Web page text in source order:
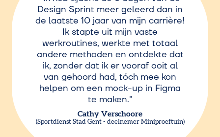
Design Sprint meer geleerd dan in
de laatste 10 jaar van mijn carrière!
Ik stapte uit mijn vaste
werkroutines, werkte met totaal
andere methoden en ontdekte dat
ik, zonder dat ik er vooraf ooit al
van gehoord had, tóch mee kon
helpen om een mock-up in Figma
te maken.
Cathy Verschoore
Sportdienst Stad Gent - deelnemer Miniproeftuin